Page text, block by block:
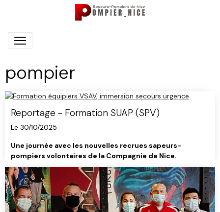
pompier
Reportage - Formation SUAP (SPV)
Le 30/10/2025
Une journée avec les nouvelles recrues sapeurs-
pompiers volontaires de la Compagnie de Nice.